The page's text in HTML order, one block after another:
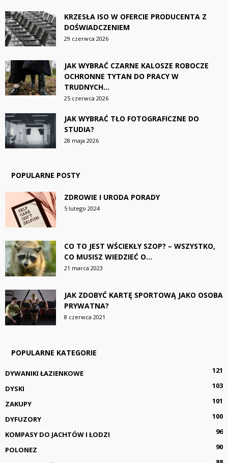
KRZESŁA ISO W OFERCIE PRODUCENTA Z
DOŚWIADCZENIEM
29 czerwca 2026
JAK WYBRAĆ CZARNE KALOSZE ROBOCZE
OCHRONNE TYTAN DO PRACY W
TRUDNYCH...
25 czerwca 2026
JAK WYBRAĆ TŁO FOTOGRAFICZNE DO
STUDIA?
28 maja 2026
POPULARNE POSTY
ZDROWIE I URODA PORADY
5 lutego 2024
CO TO JEST WŚCIEKŁY SZOP? – WSZYSTKO,
CO MUSISZ WIEDZIEĆ O...
21 marca 2023
JAK ZDOBYĆ KARTĘ SPORTOWĄ JAKO OSOBA
PRYWATNA?
8 czerwca 2021
POPULARNE KATEGORIE
DYWANIKI ŁAZIENKOWE
121
DYSKI
103
ZAKUPY
101
DYFUZORY
100
KOMPASY DO JACHTÓW I ŁODZI
96
POLONEZ
90